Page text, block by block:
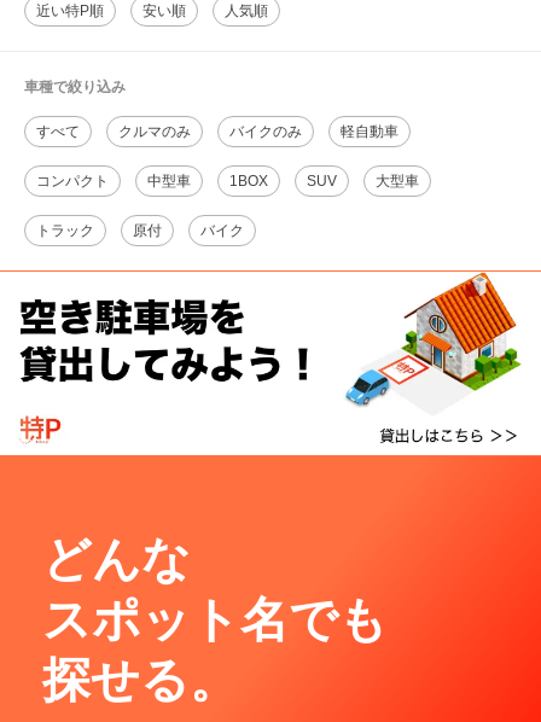
近い特P順 安い順 人気順
車種で絞り込み
すべて クルマのみ バイクのみ 軽自動車
コンパクト 中型車 1BOX SUV 大型車
トラック 原付 バイク
どんな
スポット名でも
探せる。